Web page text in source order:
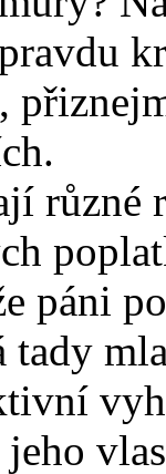
různé
páni
tady